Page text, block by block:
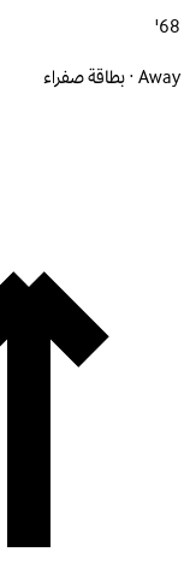
68'
Away · بطاقة صفراء